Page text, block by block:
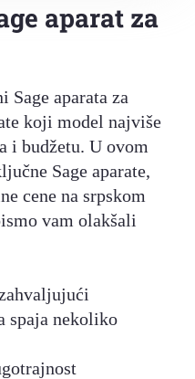
aparat za
aparata za
koji model najviše
i budžetu. U ovom
Sage aparate,
cene na srpskom
vam olakšali
nekoliko